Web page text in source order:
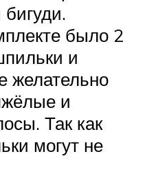
было 2
и
желательно
и
Так как
могут не